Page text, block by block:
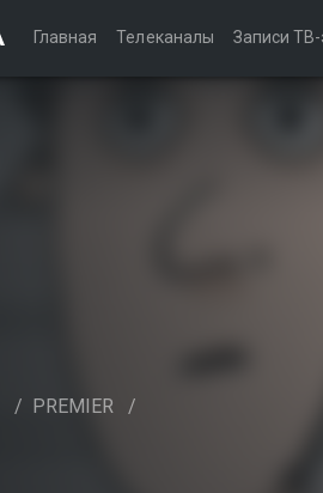
Главная Телеканалы Записи
/ PREMIER /